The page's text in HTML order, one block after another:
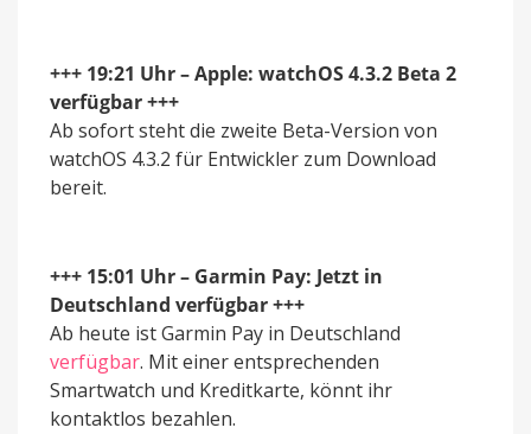
+++ 19:21 Uhr – Apple: watchOS 4.3.2 Beta 2
verfügbar +++
Ab sofort steht die zweite Beta-Version von
watchOS 4.3.2 für Entwickler zum Download
bereit.
+++ 15:01 Uhr – Garmin Pay: Jetzt in
Deutschland verfügbar +++
Ab heute ist Garmin Pay in Deutschland
verfügbar. Mit einer entsprechenden
Smartwatch und Kreditkarte, könnt ihr
kontaktlos bezahlen.